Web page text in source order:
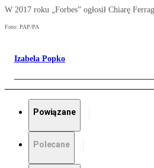
W 2017 roku „Forbes” ogłosił Chiarę
Foto: PAP/PA
Izabela Popko
Powiązane
Polecane